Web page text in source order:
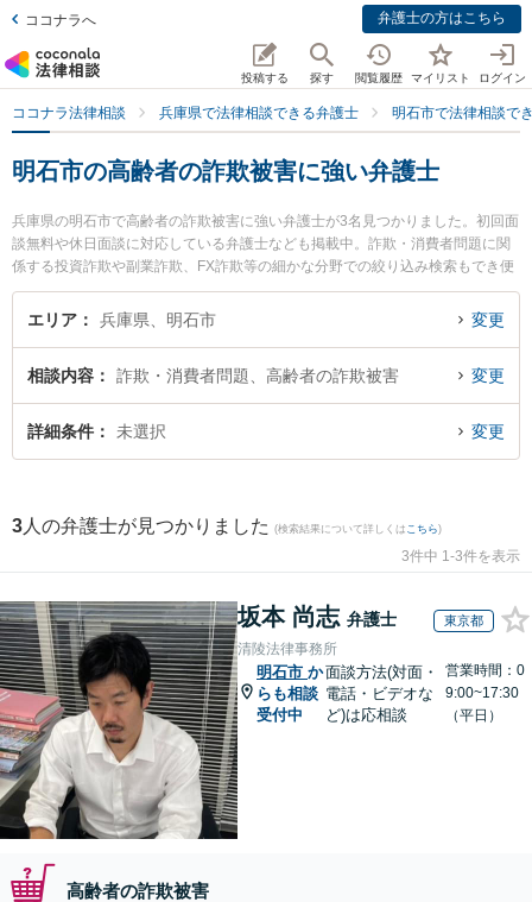
ココナラへ 弁護士の方はこちら
投稿する 探す 閲覧履歴 マイリスト ログイン
ココナラ法律相談 兵庫県で法律相談できる弁護士 明石市で法律相談で
明石市の高齢者の詐欺被害に強い弁護士
兵庫県の明石市で高齢者の詐欺被害に強い弁護士が3名見つかりました。初回面
談無料や休日面談に対応している弁護士なども掲載中。詐欺・消費者問題に関
係する投資詐欺や副業詐欺、FX詐欺等の細かな分野での絞り込み検索もでき便
利です。特に戎みなとまち法律事務所の戎 卓一弁護士やアイリス総合法律事務
所の澁谷 尚子弁護士、イーグル法律事務所 明石オフィスの湖山 達哉弁護士の
い』『高齢者の詐欺被害のトラブル解決の実績豊富な近くの弁護士を検索した
い』『初回相談無料で高齢者の詐欺被害を法律相談できる明石市内の弁護士に
相談予約したい』などでお困りの相談者さんにおすすめです。
エリア 兵庫県、明石市 変更
相談内容 詐欺・消費者問題、高齢者の詐欺被害 変更
詳細条件 未選択 変更
3 人の弁護士が見つかりました (検索結果について詳しくは こちら)
3件中 1-3件を表示
坂本 尚志 弁護士 東京都
清陵法律事務所
明石市 か
らも相談
受付中
面談方法(対面・
電話・ビデオな
ど)は応相談
営業時間：0
9:00~17:30
（平日）
高齢者の詐欺被害